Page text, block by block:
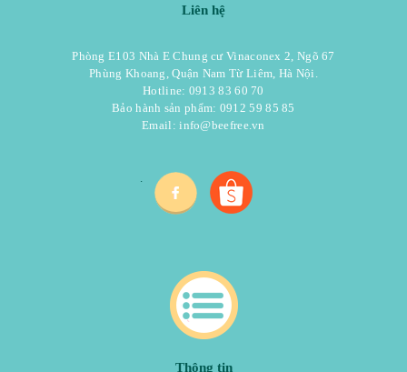
Liên hệ
Phòng E103 Nhà E Chung cư Vinaconex 2, Ngõ 67
Phùng Khoang, Quận Nam Từ Liêm, Hà Nội.
Hotline: 0913 83 60 70
Bảo hành sản phẩm: 0912 59 85 85
Email:info@beefree.vn
.
Thông tin